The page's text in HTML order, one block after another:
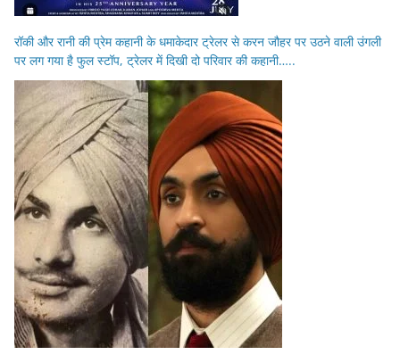
रॉकी और रानी की प्रेम कहानी के धमाकेदार ट्रेलर से करन जौहर पर उठने वाली उंगली
पर लग गया है फुल स्टॉप, ट्रेलर में दिखी दो परिवार की कहानी…..